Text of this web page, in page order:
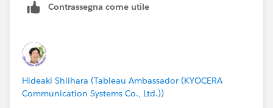
示いただきありがとうございます。
ありがとうございました！
Contrassegna come utile
Hideaki Shiihara (Tableau Ambassador (KYOCERA
Communication Systems Co., Ltd.))